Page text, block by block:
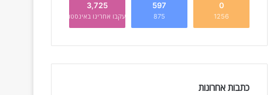
0
1256
597
875
3,725
עקבו אחרינו באינסטגרם
כתבות אחרונות